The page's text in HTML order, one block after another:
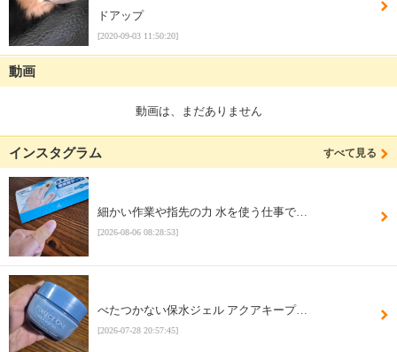
ドアップ
[2020-09-03 11:50:20]
動画
動画は、まだありません
インスタグラム すべて見る
細かい作業や指先の力 水を使う仕事で…
[2026-08-06 08:28:53]
べたつかない保水ジェル アクアキープ…
[2026-07-28 20:57:45]